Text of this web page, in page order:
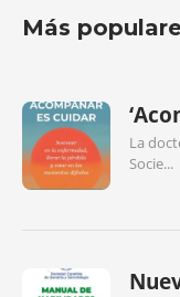
Más
La
Socie...